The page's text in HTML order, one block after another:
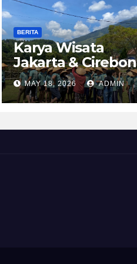
BERITA
Karya Wisata
Jakarta & Cirebon
MAY 18, 2026 ADMIN